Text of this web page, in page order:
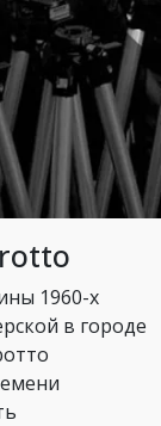
1960-х
в городе